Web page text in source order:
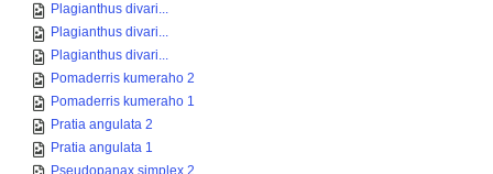
Plagianthus divari...
Plagianthus divari...
Plagianthus divari...
Pomaderris kumeraho 2
Pomaderris kumeraho 1
Pratia angulata 2
Pratia angulata 1
Pseudopanax simplex 2